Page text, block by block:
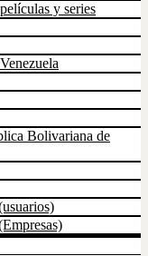
y series
Bolivariana de